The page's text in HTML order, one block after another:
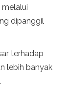
melalui
dipanggil
terhadap
lebih banyak